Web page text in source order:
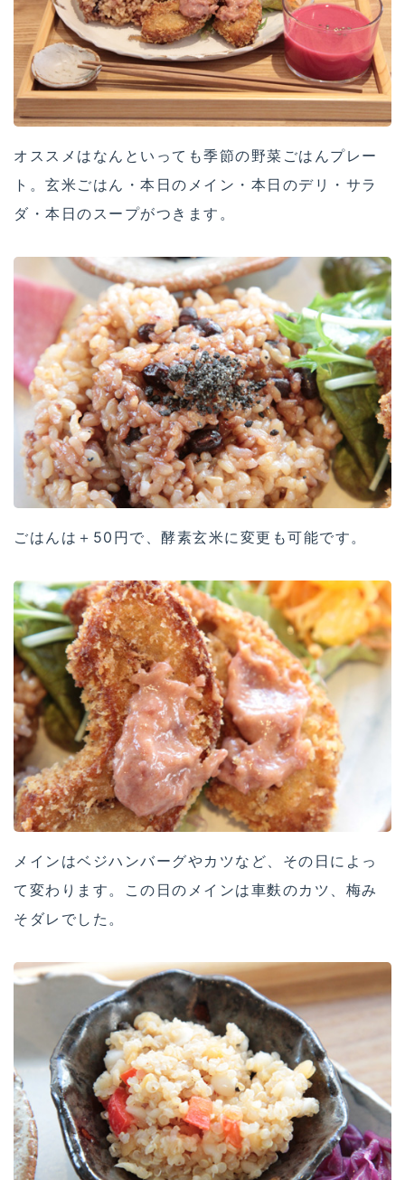
オススメはなんといっても季節の野菜ごはんプレー
ト。玄米ごはん・本日のメイン・本日のデリ・サラ
ダ・本日のスープがつきます。
ごはんは＋50円で、酵素玄米に変更も可能です。
メインはベジハンバーグやカツなど、その日によっ
て変わります。この日のメインは車麩のカツ、梅み
そダレでした。